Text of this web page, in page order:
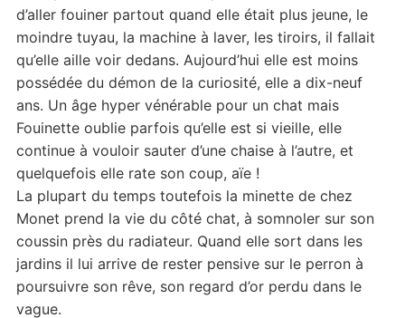
d’aller fouiner partout quand elle était plus jeune, le
moindre tuyau, la machine à laver, les tiroirs, il fallait
qu’elle aille voir dedans. Aujourd’hui elle est moins
possédée du démon de la curiosité, elle a dix-neuf
ans. Un âge hyper vénérable pour un chat mais
Fouinette oublie parfois qu’elle est si vieille, elle
continue à vouloir sauter d’une chaise à l’autre, et
quelquefois elle rate son coup, aïe !
La plupart du temps toutefois la minette de chez
Monet prend la vie du côté chat, à somnoler sur son
coussin près du radiateur. Quand elle sort dans les
jardins il lui arrive de rester pensive sur le perron à
poursuivre son rêve, son regard d’or perdu dans le
vague.